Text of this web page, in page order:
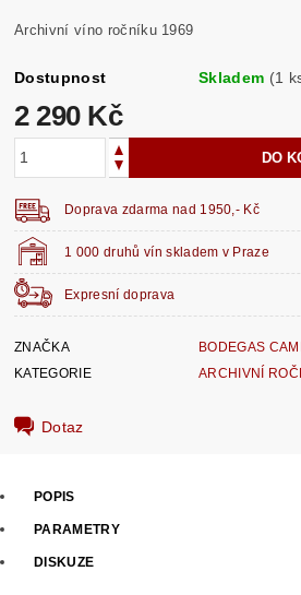
Archivní víno ročníku 1969
Dostupnost Skladem (1
2 290 Kč
1 000 druhů vín skladem v Praze
Expresní doprava
Doprava zdarma nad 1950,- Kč
ZNAČKA
BODEGAS
KATEGORIE
ARCHIVNÍ
Dotaz
POPIS
PARAMETRY
DISKUZE